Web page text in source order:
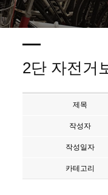
2단 자전거
제목
작성자
작성일자
카테고리